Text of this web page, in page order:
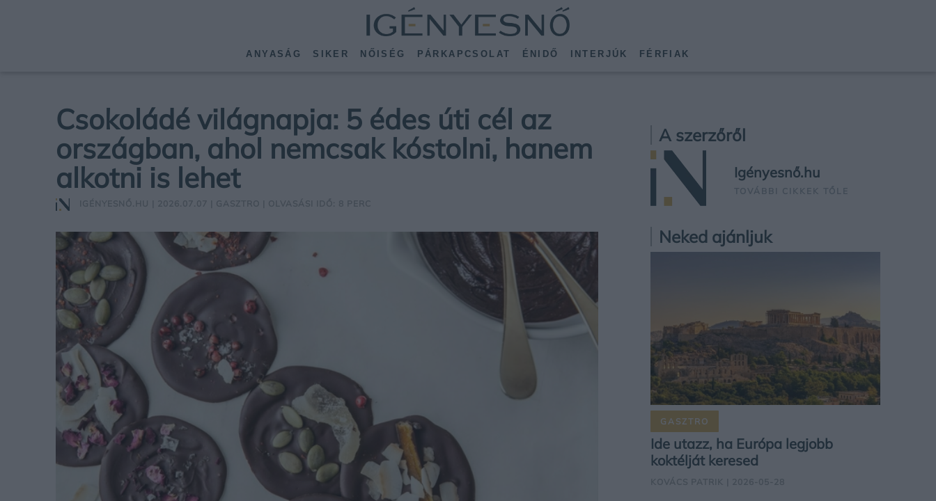
ANYASÁG SIKER NŐISÉG PÁRKAPCSOLAT ÉNIDŐ INTERJÚK FÉRFIAK
Csokoládé világnapja: 5 édes úti cél az
országban, ahol nemcsak kóstolni, hanem
alkotni is lehet
A szerzőről
Igényesnő.hu
TOVÁBBI CIKKEK TŐLE
Neked ajánljuk
GASZTRO
Ide utazz, ha Európa legjobb
koktélját keresed